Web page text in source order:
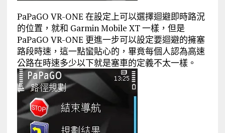
PaPaGO VR-ONE 在設定上可以選擇迴避即時路況
的位置，就和 Garmin Mobile XT 一樣，但是
PaPaGO VR-ONE 更進一步可以設定要迴避的擁塞
路段時速，這一點蠻貼心的，畢竟每個人認為高速
公路在時速多少以下就是塞車的定義不太一樣。